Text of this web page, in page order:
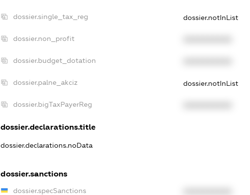
dossier.single_tax_reg dossier.notInList
dossier.non_profit
dossier.budget_dotation
dossier.palne_akciz dossier.notInList
dossier.bigTaxPayerReg
dossier.declarations.title
dossier.declarations.noData
dossier.sanctions
dossier.specSanctions